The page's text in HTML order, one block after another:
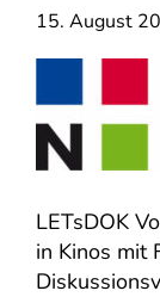
15. August
LETsDOK
in Kinos mit